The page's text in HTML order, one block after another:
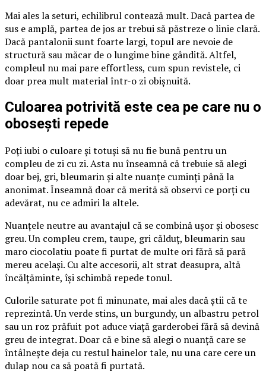
Mai ales la seturi, echilibrul contează mult. Dacă partea de
sus e amplă, partea de jos ar trebui să păstreze o linie clară.
Dacă pantalonii sunt foarte largi, topul are nevoie de
structură sau măcar de o lungime bine gândită. Altfel,
compleul nu mai pare effortless, cum spun revistele, ci
doar prea mult material într-o zi obișnuită.
Culoarea potrivită este cea pe care nu o
obosești repede
Poți iubi o culoare și totuși să nu fie bună pentru un
compleu de zi cu zi. Asta nu înseamnă că trebuie să alegi
doar bej, gri, bleumarin și alte nuanțe cuminți până la
anonimat. Înseamnă doar că merită să observi ce porți cu
adevărat, nu ce admiri la altele.
Nuanțele neutre au avantajul că se combină ușor și obosesc
greu. Un compleu crem, taupe, gri călduț, bleumarin sau
maro ciocolatiu poate fi purtat de multe ori fără să pară
mereu același. Cu alte accesorii, alt strat deasupra, altă
încălțăminte, își schimbă repede tonul.
Culorile saturate pot fi minunate, mai ales dacă știi că te
reprezintă. Un verde stins, un burgundy, un albastru petrol
sau un roz prăfuit pot aduce viață garderobei fără să devină
greu de integrat. Doar că e bine să alegi o nuanță care se
întâlnește deja cu restul hainelor tale, nu una care cere un
dulap nou ca să poată fi purtată.